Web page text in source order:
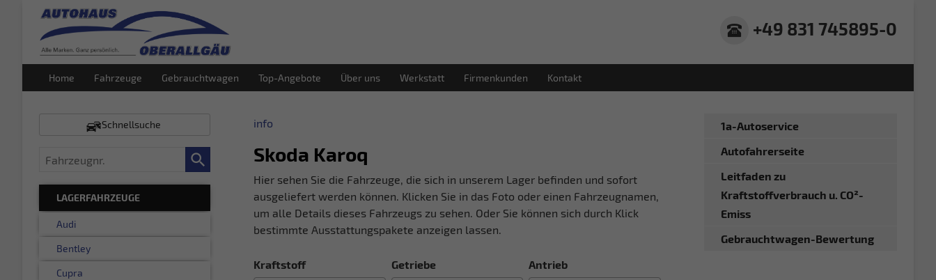
+49 831 745895-0
Home Fahrzeuge Gebrauchtwagen Top-Angebote Über uns Werkstatt Firmenkunden Kontakt
info
Skoda Karoq
Hier sehen Sie die Fahrzeuge, die sich in unserem Lager befinden und sofort
ausgeliefert werden können. Klicken Sie in das Foto oder einen Fahrzeugnamen,
um alle Details dieses Fahrzeugs zu sehen. Oder Sie können sich durch Klick
bestimmte Ausstattungspakete anzeigen lassen.
Kraftstoff Getriebe Antrieb
Schnellsuche
Fahrzeugnr.
LAGERFAHRZEUGE
Audi
Bentley
Cupra
1a-Autoservice
Autofahrerseite
Leitfaden zu
Kraftstoffverbrauch u. CO²-
Emiss
Gebrauchtwagen-Bewertung